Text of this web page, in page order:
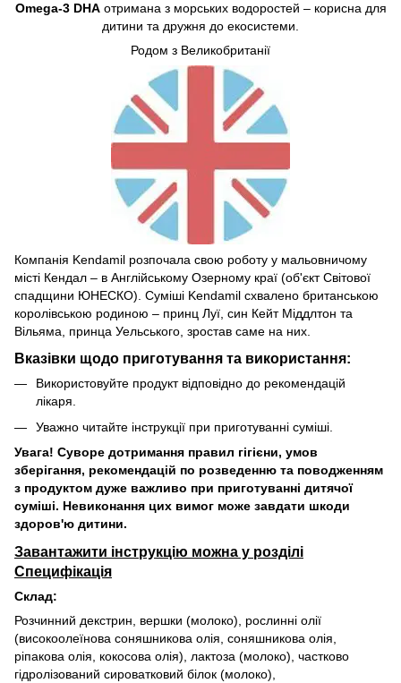
Omega-3 DHAотримана з морських водоростей – корисна для
дитини та дружня до екосистеми.
Родом з Великобританії
Компанія Kendamil розпочала свою роботу у мальовничому
місті Кендал – в Англійському Озерному краї (об'єкт Світової
спадщини ЮНЕСКО). Cуміші Kendamil схвалено британською
королівською родиною – принц Луї, син Кейт Міддлтон та
Вільяма, принца Уельського, зростав саме на них.
Вказівки щодо приготування та використання:
Використовуйте продукт відповідно до рекомендацій
лікаря.
Уважно читайте інструкції при приготуванні суміші.
Увага! Суворе дотримання правил гігієни, умов
зберігання, рекомендацій по розведенню та поводженням
з продуктом дуже важливо при приготуванні дитячої
суміші. Невиконання цих вимог може завдати шкоди
здоров'ю дитини.
Завантажити інструкцію можна у розділі
Специфікація
Склад:
Розчинний декстрин, вершки (молоко), рослинні олії
(високоолеїнова соняшникова олія, соняшникова олія,
ріпакова олія, кокосова олія), лактоза (молоко), частково
гідролізований сироватковий білок (молоко),